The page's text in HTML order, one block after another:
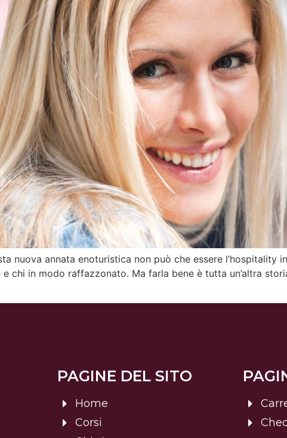
nuova annata enoturistica non può che essere
e chi in modo raffazzonato. Ma farla bene è tutta un’altra
PAGINE DEL SITO
Home
Corsi